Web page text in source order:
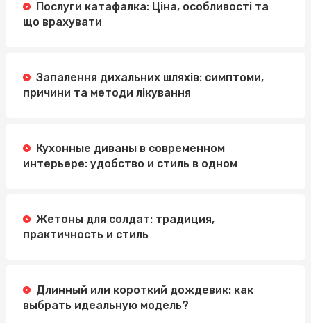
Послуги катафалка: Ціна, особливості та
що врахувати
Запалення дихальних шляхів: симптоми,
причини та методи лікування
Кухонные диваны в современном
интерьере: удобство и стиль в одном
Жетоны для солдат: традиция,
практичность и стиль
Длинный или короткий дождевик: как
выбрать идеальную модель?